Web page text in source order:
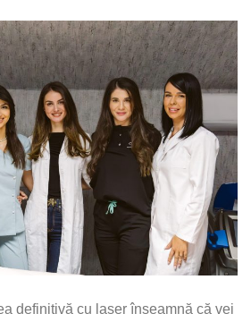
definitivă cu laser înseamnă că vei